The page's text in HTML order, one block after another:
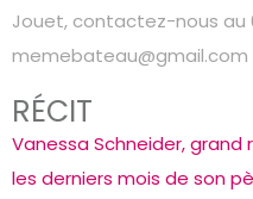
Jouet, contactez-nous au
memebateau@gmail.com
RÉCIT
Vanessa Schneider, grand
les derniers mois de son